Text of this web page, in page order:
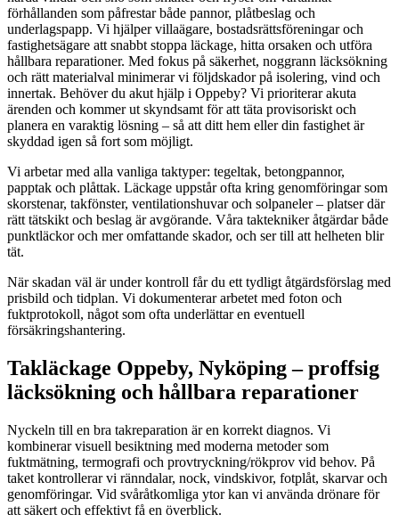
förhållanden som påfrestar både pannor, plåtbeslag och
underlagspapp. Vi hjälper villaägare, bostadsrättsföreningar och
fastighetsägare att snabbt stoppa läckage, hitta orsaken och utföra
hållbara reparationer. Med fokus på säkerhet, noggrann läcksökning
och rätt materialval minimerar vi följdskador på isolering, vind och
innertak. Behöver du akut hjälp i Oppeby? Vi prioriterar akuta
ärenden och kommer ut skyndsamt för att täta provisoriskt och
planera en varaktig lösning – så att ditt hem eller din fastighet är
skyddad igen så fort som möjligt.
Vi arbetar med alla vanliga taktyper: tegeltak, betongpannor,
papptak och plåttak. Läckage uppstår ofta kring genomföringar som
skorstenar, takfönster, ventilationshuvar och solpaneler – platser där
rätt tätskikt och beslag är avgörande. Våra taktekniker åtgärdar både
punktläckor och mer omfattande skador, och ser till att helheten blir
tät.
När skadan väl är under kontroll får du ett tydligt åtgärdsförslag med
prisbild och tidplan. Vi dokumenterar arbetet med foton och
fuktprotokoll, något som ofta underlättar en eventuell
försäkringshantering.
Takläckage Oppeby, Nyköping – proffsig
läcksökning och hållbara reparationer
Nyckeln till en bra takreparation är en korrekt diagnos. Vi
kombinerar visuell besiktning med moderna metoder som
fuktmätning, termografi och provtryckning/rökprov vid behov. På
taket kontrollerar vi ränndalar, nock, vindskivor, fotplåt, skarvar och
genomföringar. Vid svåråtkomliga ytor kan vi använda drönare för
att säkert och effektivt få en överblick.